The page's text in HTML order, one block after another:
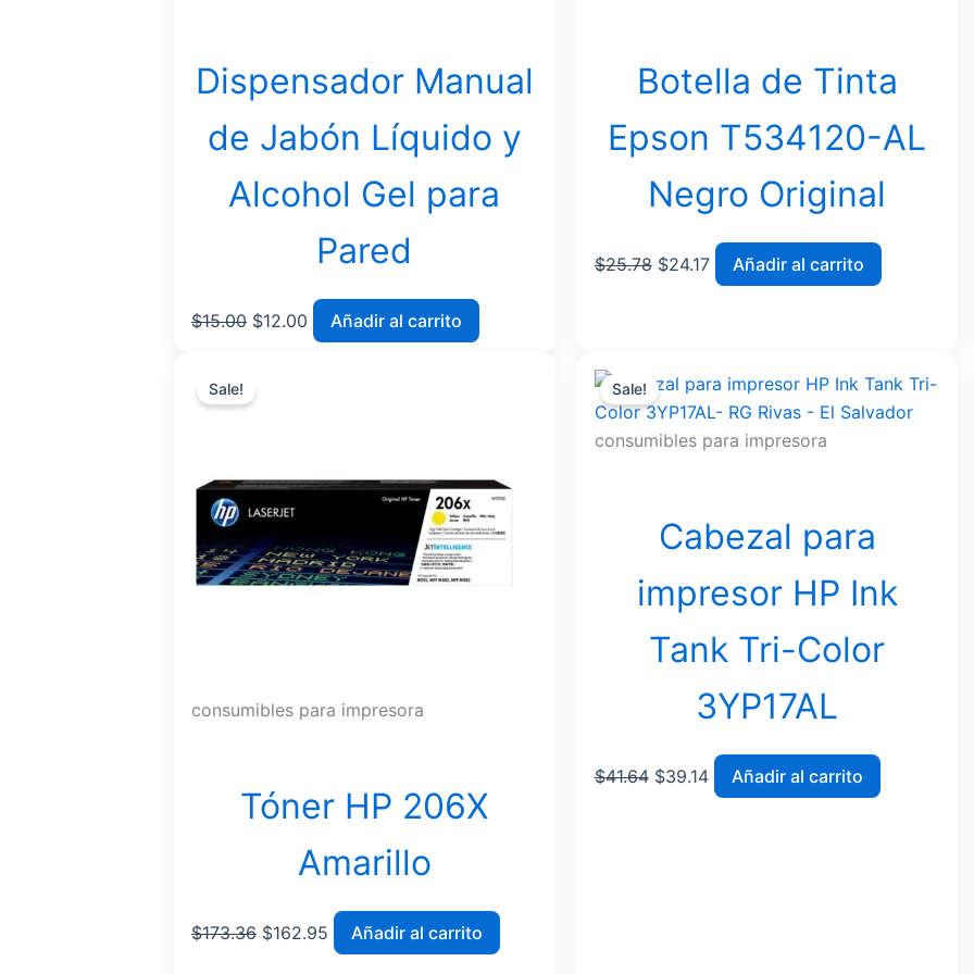
Dispensador Manual
de Jabón Líquido y
Alcohol Gel para
Pared
$15.00 $12.00 Añadir al carrito
Botella de Tinta
Epson T534120-AL
Negro Original
$25.78 $24.17 Añadir al carrito
Sale!
consumibles para impresora
Tóner HP 206X
Amarillo
$173.36 $162.95 Añadir al carrito
Sale!
consumibles para impresora
Cabezal para
impresor HP Ink
Tank Tri-Color
3YP17AL
$41.64
price
was:
$41.64.
$39.14
price
is:
$39.14.
Añadir al carrito